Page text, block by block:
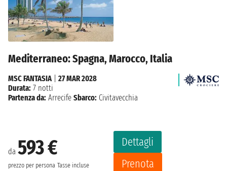
Mediterraneo: Spagna, Marocco, Italia
da 593 €
prezzo per persona Tasse incluse
Dettagli
Prenota
MSC FANTASIA| 27 MAR 2028
Durata: 7 notti
Partenza da: Arrecife Sbarco: Civitavecchia